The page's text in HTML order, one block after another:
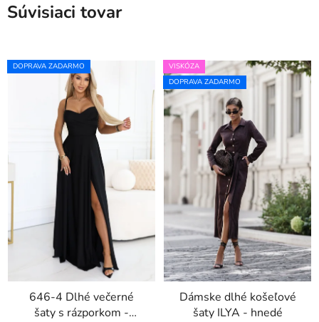
Súvisiaci tovar
DOPRAVA ZADARMO
646-4 Dlhé večerné
šaty s rázporkom -
VISKÓZA
DOPRAVA ZADARMO
Dámske dlhé košeľové
šaty ILYA - hnedé